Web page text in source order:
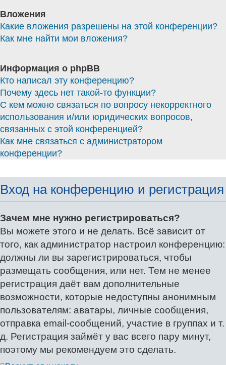
Вложения
Какие вложения разрешены на этой конференции?
Как мне найти мои вложения?
Информация о phpBB
Кто написал эту конференцию?
Почему здесь нет такой-то функции?
С кем можно связаться по вопросу некорректного
использования и/или юридических вопросов,
связанных с этой конференцией?
Как мне связаться с администратором
конференции?
Вход на конференцию и регистрация
Зачем мне нужно регистрироваться?
Вы можете этого и не делать. Всё зависит от
того, как администратор настроил конференцию:
должны ли вы зарегистрироваться, чтобы
размещать сообщения, или нет. Тем не менее
регистрация даёт вам дополнительные
возможности, которые недоступны анонимным
пользователям: аватары, личные сообщения,
отправка email-сообщений, участие в группах и т.
д. Регистрация займёт у вас всего пару минут,
поэтому мы рекомендуем это сделать.